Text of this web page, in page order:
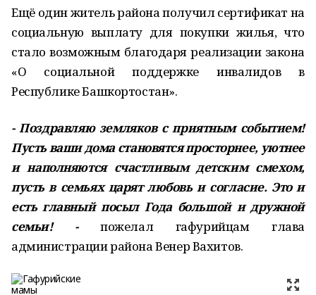
Ещё один житель района получил сертификат на
социальную выплату для покупки жилья, что
стало возможным благодаря реализации закона
«О социальной поддержке инвалидов в
Республике Башкортостан».
- Поздравляю земляков с приятным событием!
Пусть ваши дома становятся просторнее, уютнее
и наполняются счастливым детским смехом,
пусть в семьях царят любовь и согласие. Это и
есть главный посыл Года большой и дружной
семьи! -пожелал гафурийцам глава
администрации района Венер Вахитов.